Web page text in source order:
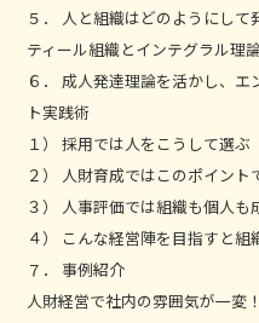
５． 人と組織はどのようにし
ティール組織とインテグラル理
６． 成人発達理論を活かし、
ト実践術
１） 採用では人をこうして選ぶ
２） 人財育成ではこのポイント
３） 人事評価では組織も個人も
４） こんな経営陣を目指すと組
７． 事例紹介
人財経営で社内の雰囲気が一